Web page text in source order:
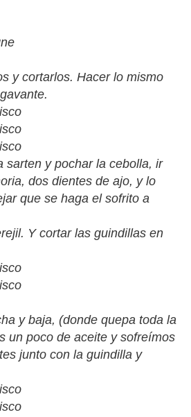
y cortarlos. Hacer lo mismo
sarten y pochar la cebolla, ir
dos dientes de ajo, y lo
que se haga el sofrito a
Y cortar las guindillas en
y baja, (donde quepa toda la
un poco de aceite y sofreímos
junto con la guindilla y